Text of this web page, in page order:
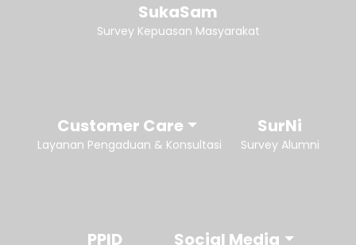
SukaSam
Survey Kepuasan Masyarakat
Customer Care
Layanan Pengaduan & Konsultasi
SurNi
Survey Alumni
PPID Social Media